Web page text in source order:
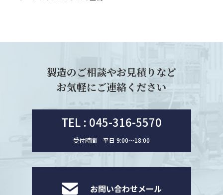
製造のご相談やお見積りなど
お気軽にご連絡ください
TEL : 045-316-5570
受付時間 平日 9:00〜18:00
お問い合わせメール